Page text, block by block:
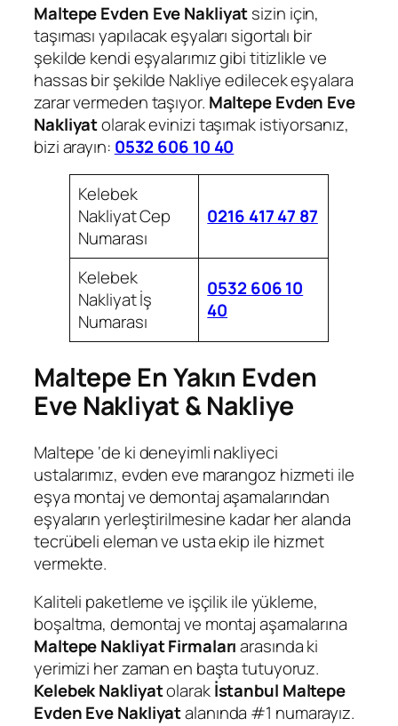
Maltepe Evden Eve Nakliyatsizin için,
taşıması yapılacak eşyaları sigortalı bir
şekilde kendi eşyalarımız gibi titizlikle ve
hassas bir şekilde Nakliye edilecek eşyalara
zarar vermeden taşıyor. Maltepe Evden Eve
Nakliyatolarak evinizi taşımak istiyorsanız,
bizi arayın: 0532 606 10 40
Kelebek
Nakliyat Cep
Numarası
0216 417 47 87
Kelebek
Nakliyat İş
Numarası
0532 606 10
40
Maltepe En Yakın Evden
Eve Nakliyat & Nakliye
Maltepe ‘de ki deneyimli nakliyeci
ustalarımız, evden eve marangoz hizmeti ile
eşya montaj ve demontaj aşamalarından
eşyaların yerleştirilmesine kadar her alanda
tecrübeli eleman ve usta ekip ile hizmet
vermekte.
Kaliteli paketleme ve işçilik ile yükleme,
boşaltma, demontaj ve montaj aşamalarına
Maltepe Nakliyat Firmalarıarasında ki
yerimizi her zaman en başta tutuyoruz.
Kelebek Nakliyatolarakİstanbul Maltepe
Evden Eve Nakliyatalanında #1 numarayız.